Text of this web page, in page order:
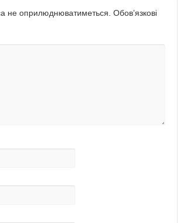
не оприлюднюватиметься. Обов’язкові